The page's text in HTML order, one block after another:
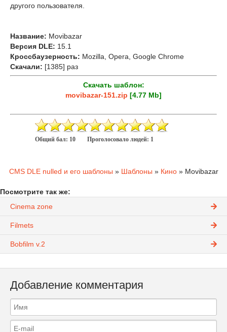
другого пользователя.
Название: Movibazar
Версия DLE: 15.1
Кроссбаузерность: Mozilla, Opera, Google Chrome
Скачали: [1385] раз
Скачать шаблон:
movibazar-151.zip [4.77 Mb]
Общий бал: 10 Проголосовало людей: 1
CMS DLE nulled и его шаблоны » Шаблоны » Кино» Movibazar
Посмотрите так же:
Cinema zone
Filmets
Bobfilm v.2
Добавление комментария